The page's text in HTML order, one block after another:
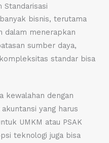
Standarisasi
bisnis, terutama
dalam menerapkan
sumber daya,
standar bisa
kewalahan dengan
yang harus
UMKM atau PSAK
teknologi juga bisa